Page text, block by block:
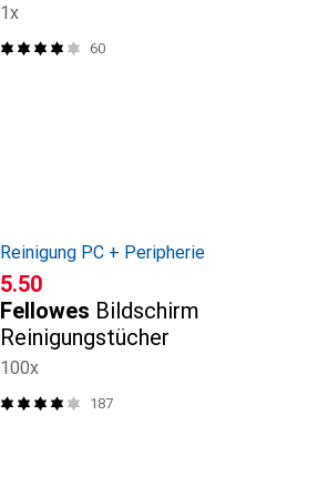
1x
60
Reinigung PC + Peripherie
CHF
5.50
Fellowes Bildschirm
Reinigungstücher
100x
187